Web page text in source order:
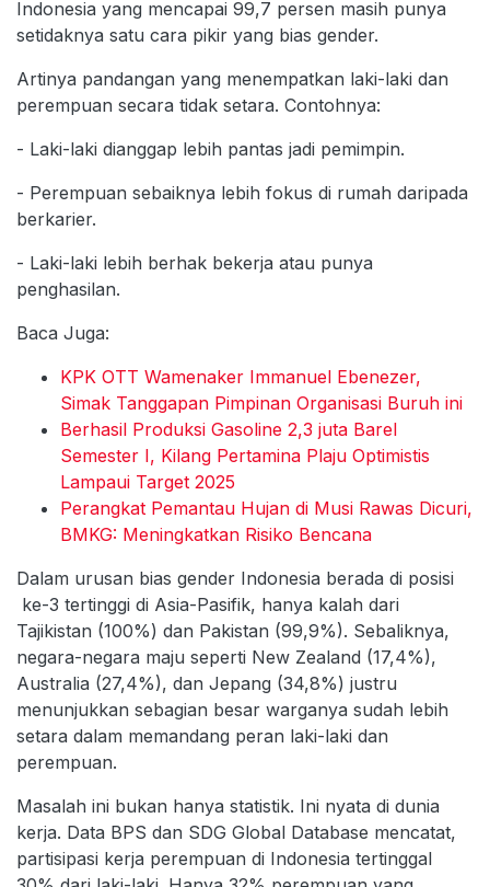
Indonesia yang mencapai 99,7 persen masih punya
setidaknya satu cara pikir yang bias gender.
Artinya pandangan yang menempatkan laki-laki dan
perempuan secara tidak setara. Contohnya:
- Laki-laki dianggap lebih pantas jadi pemimpin.
- Perempuan sebaiknya lebih fokus di rumah daripada
berkarier.
- Laki-laki lebih berhak bekerja atau punya
penghasilan.
Baca Juga:
KPK OTT Wamenaker Immanuel Ebenezer,
Simak Tanggapan Pimpinan Organisasi Buruh ini
Berhasil Produksi Gasoline 2,3 juta Barel
Semester I, Kilang Pertamina Plaju Optimistis
Lampaui Target 2025
Perangkat Pemantau Hujan di Musi Rawas Dicuri,
BMKG: Meningkatkan Risiko Bencana
Dalam urusan bias gender Indonesia berada di posisi
ke-3 tertinggi di Asia-Pasifik, hanya kalah dari
Tajikistan (100%) dan Pakistan (99,9%). Sebaliknya,
negara-negara maju seperti New Zealand (17,4%),
Australia (27,4%), dan Jepang (34,8%) justru
menunjukkan sebagian besar warganya sudah lebih
setara dalam memandang peran laki-laki dan
perempuan.
Masalah ini bukan hanya statistik. Ini nyata di dunia
kerja. Data BPS dan SDG Global Database mencatat,
partisipasi kerja perempuan di Indonesia tertinggal